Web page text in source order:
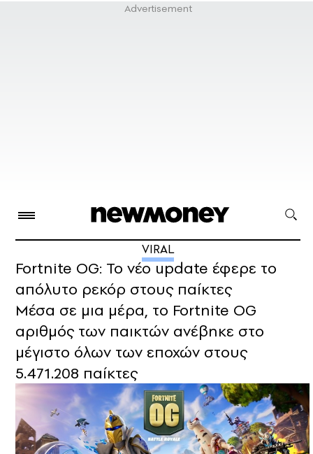
VIRAL
Fortnite OG: Το νέο update έφερε το
απόλυτο ρεκόρ στους παίκτες
Μέσα σε μια μέρα, το Fortnite ΟG
αριθμός των παικτών ανέβηκε στο
μέγιστο όλων των εποχών στους
5.471.208 παίκτες